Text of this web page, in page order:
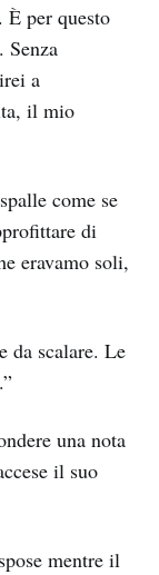
per questo
Senza
a
il mio
come se
di
eravamo soli,
da scalare. Le
una nota
il suo
mentre il